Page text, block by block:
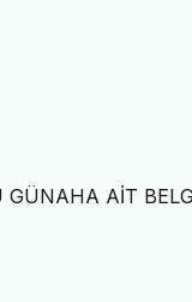
GÜNAHA AİT